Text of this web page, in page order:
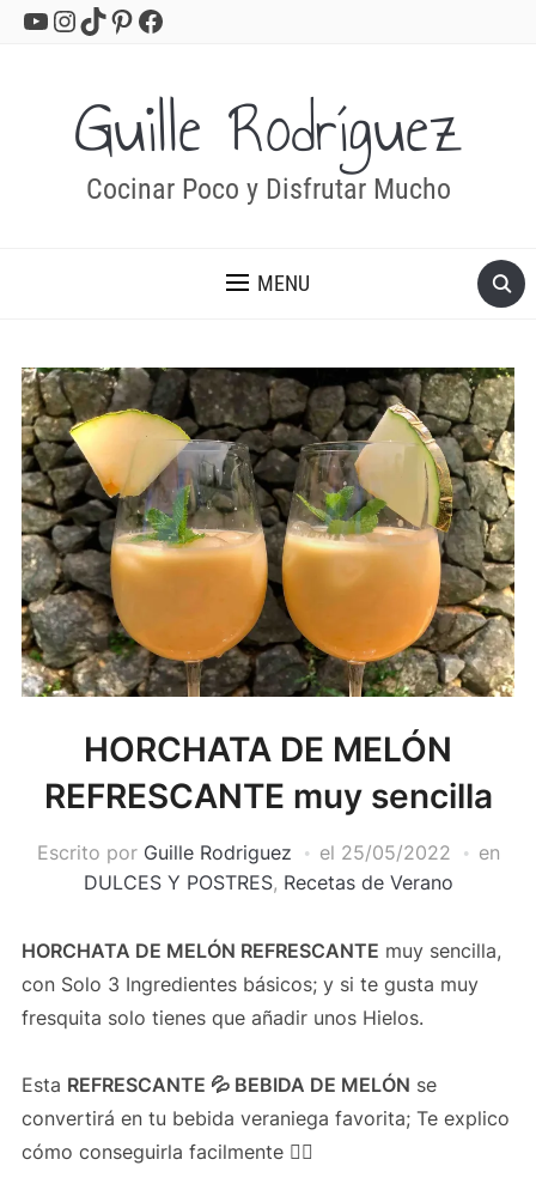
YouTube
Instagram
TikTok
Pinterest
Facebook
Guille Rodríguez
Cocinar Poco y Disfrutar Mucho
MENU
HORCHATA DE MELÓN
REFRESCANTE muy sencilla
Escrito por Guille Rodriguez el 25/05/2022
en
DULCES Y POSTRES, Recetas de Verano
HORCHATA DE MELÓN REFRESCANTE muy sencilla,
con Solo 3 Ingredientes básicos; y si te gusta muy
fresquita solo tienes que añadir unos Hielos.
Esta REFRESCANTE 💦 BEBIDA DE MELÓN se
convertirá en tu bebida veraniega favorita; Te explico
cómo conseguirla facilmente 👍🏻